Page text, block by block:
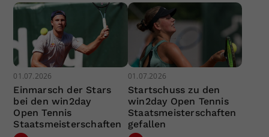
01.07.2026
Einmarsch der Stars
bei den win2day
Open Tennis
Staatsmeisterschaften
01.07.2026
Startschuss zu den
win2day Open Tennis
Staatsmeisterschaften
gefallen